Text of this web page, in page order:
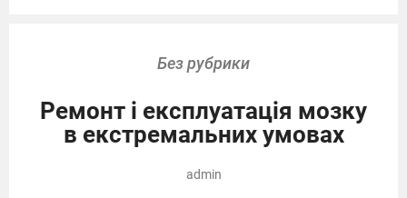
Без рубрики
Ремонт і експлуатація мозку
в екстремальних умовах
admin